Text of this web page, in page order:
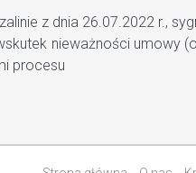
z dnia 26.07.2022 r.,
nieważności
procesu